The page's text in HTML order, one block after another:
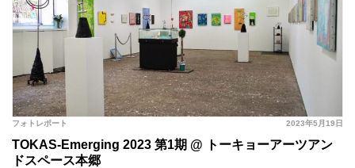
2023年5月19日
フォトレポート
TOKAS-Emerging 2023 第1期 @ トーキョーアーツアン
ドスペース本郷